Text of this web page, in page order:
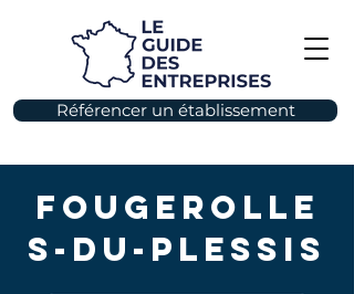
Référencer un établissement
Fougerolle
s-du-Plessis